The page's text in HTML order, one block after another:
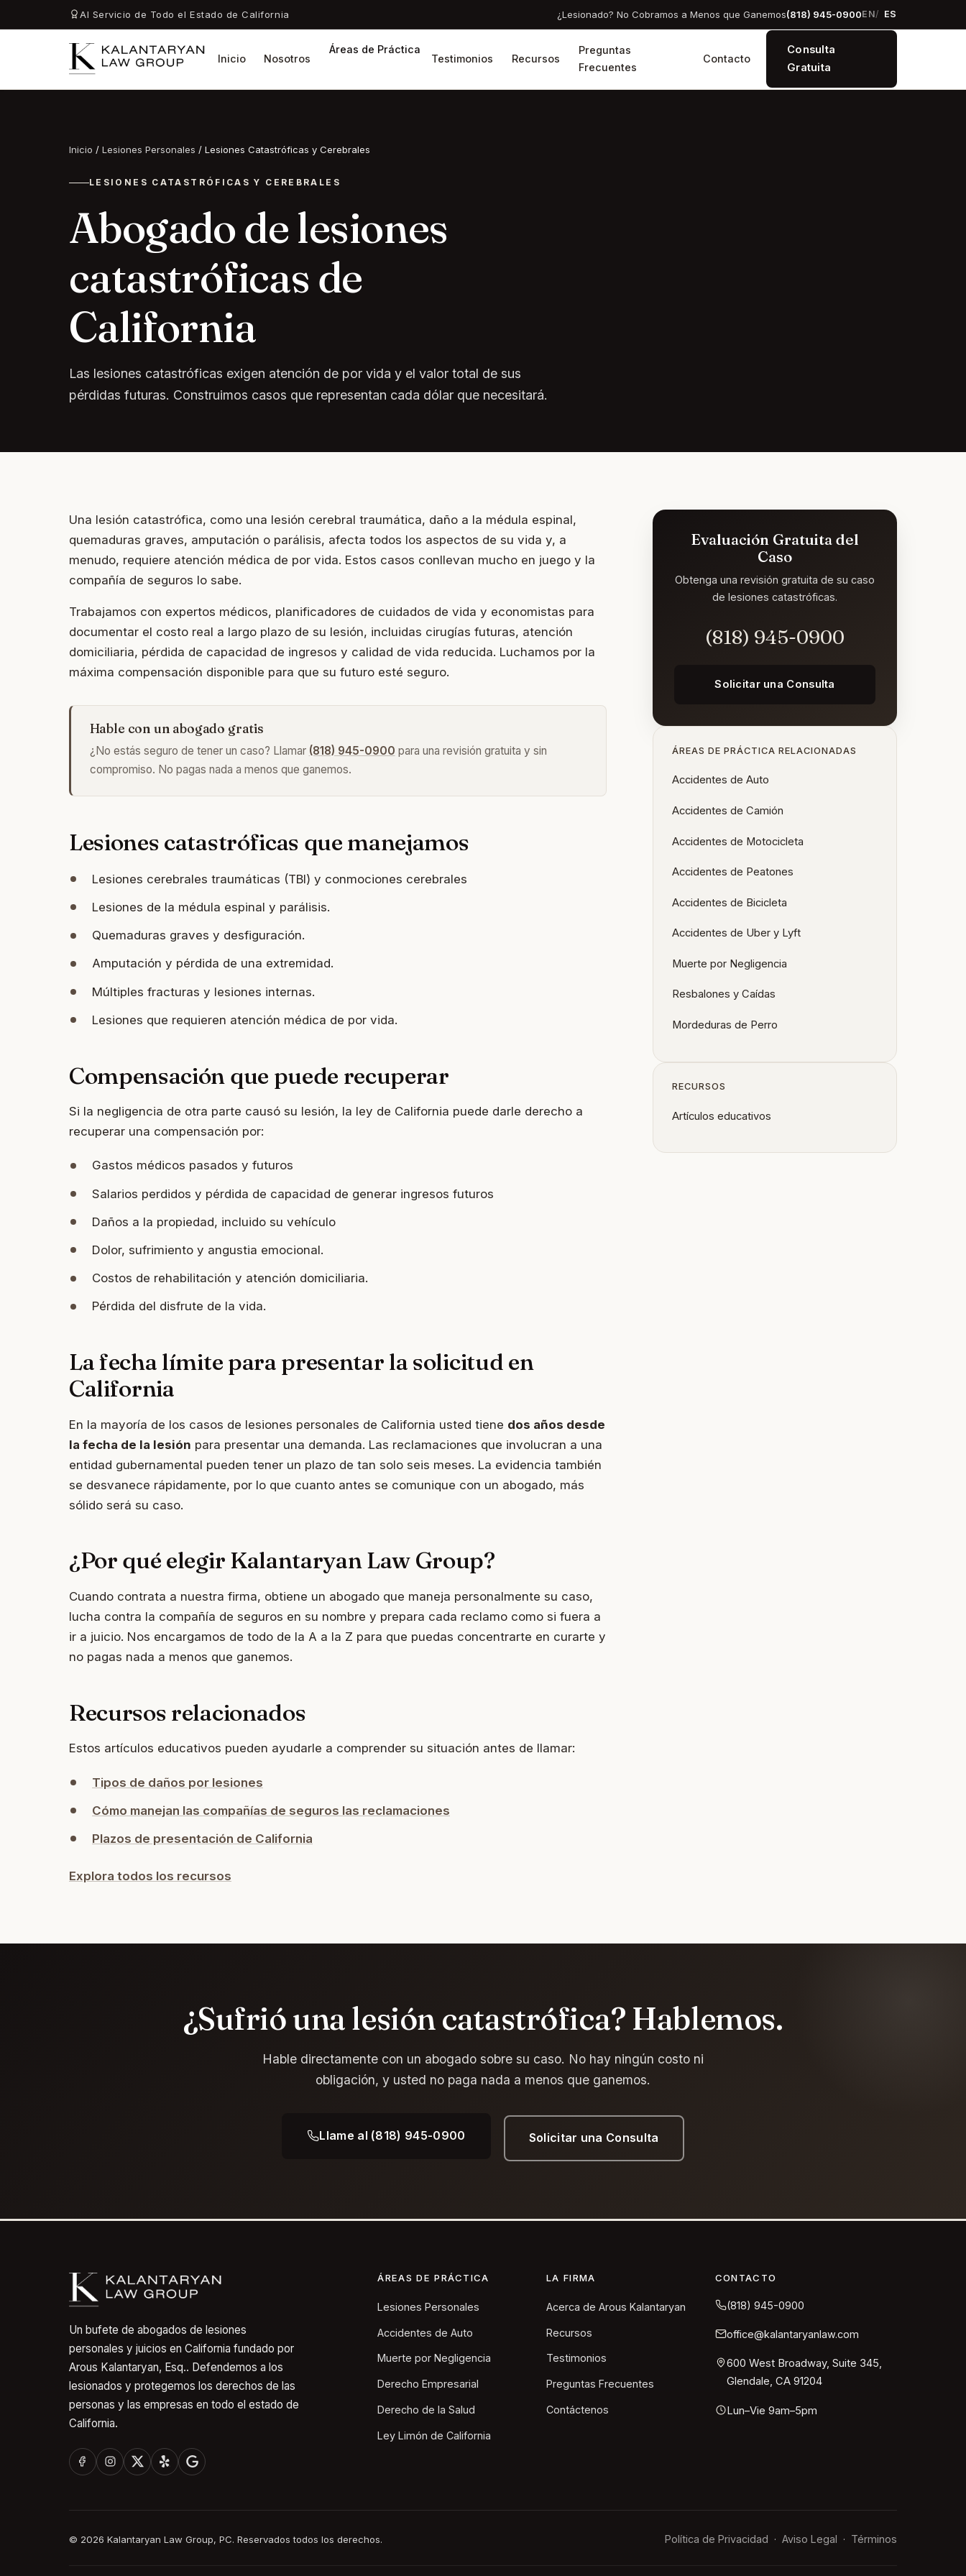
Al Servicio de Todo el Estado de California ¿Lesionado? No Cobramos a Menos que Ganemos(818) 945-0900EN ES
Inicio Nosotros
Áreas de Práctica
Testimonios Recursos
Preguntas
Frecuentes
Contacto
Consulta
Gratuita
Inicio / Lesiones Personales / Lesiones Catastróficas y Cerebrales
LESIONES CATASTRÓFICAS Y CEREBRALES
Abogado de lesiones
catastróficas de
California
Las lesiones catastróficas exigen atención de por vida y el valor total de sus
pérdidas futuras. Construimos casos que representan cada dólar que necesitará.
Una lesión catastrófica, como una lesión cerebral traumática, daño a la médula espinal,
quemaduras graves, amputación o parálisis, afecta todos los aspectos de su vida y, a
menudo, requiere atención médica de por vida. Estos casos conllevan mucho en juego y la
compañía de seguros lo sabe.
Trabajamos con expertos médicos, planificadores de cuidados de vida y economistas para
documentar el costo real a largo plazo de su lesión, incluidas cirugías futuras, atención
domiciliaria, pérdida de capacidad de ingresos y calidad de vida reducida. Luchamos por la
máxima compensación disponible para que su futuro esté seguro.
Hable con un abogado gratis
¿No estás seguro de tener un caso? Llamar (818) 945-0900 para una revisión gratuita y sin
compromiso. No pagas nada a menos que ganemos.
Lesiones catastróficas que manejamos
Lesiones cerebrales traumáticas (TBI) y conmociones cerebrales
Lesiones de la médula espinal y parálisis.
Quemaduras graves y desfiguración.
Amputación y pérdida de una extremidad.
Múltiples fracturas y lesiones internas.
Lesiones que requieren atención médica de por vida.
Compensación que puede recuperar
Si la negligencia de otra parte causó su lesión, la ley de California puede darle derecho a
recuperar una compensación por:
Gastos médicos pasados ​​y futuros
Salarios perdidos y pérdida de capacidad de generar ingresos futuros
Daños a la propiedad, incluido su vehículo
Dolor, sufrimiento y angustia emocional.
Costos de rehabilitación y atención domiciliaria.
Pérdida del disfrute de la vida.
La fecha límite para presentar la solicitud en
California
En la mayoría de los casos de lesiones personales de California usted tiene dos años desde
la fecha de la lesión para presentar una demanda. Las reclamaciones que involucran a una
entidad gubernamental pueden tener un plazo de tan solo seis meses. La evidencia también
se desvanece rápidamente, por lo que cuanto antes se comunique con un abogado, más
sólido será su caso.
¿Por qué elegir Kalantaryan Law Group?
Cuando contrata a nuestra firma, obtiene un abogado que maneja personalmente su caso,
lucha contra la compañía de seguros en su nombre y prepara cada reclamo como si fuera a
ir a juicio. Nos encargamos de todo de la A a la Z para que puedas concentrarte en curarte y
no pagas nada a menos que ganemos.
Recursos relacionados
Estos artículos educativos pueden ayudarle a comprender su situación antes de llamar:
Tipos de daños por lesiones
Cómo manejan las compañías de seguros las reclamaciones
Plazos de presentación de California
Explora todos los recursos
Evaluación Gratuita del
Caso
Obtenga una revisión gratuita de su caso
de lesiones catastróficas.
(818) 945-0900
Solicitar una Consulta
ÁREAS DE PRÁCTICA RELACIONADAS
Accidentes de Auto
Accidentes de Camión
Accidentes de Motocicleta
Accidentes de Peatones
Accidentes de Bicicleta
Accidentes de Uber y Lyft
Muerte por Negligencia
Resbalones y Caídas
Mordeduras de Perro
RECURSOS
Artículos educativos
¿Sufrió una lesión catastrófica? Hablemos.
Hable directamente con un abogado sobre su caso. No hay ningún costo ni
obligación, y usted no paga nada a menos que ganemos.
Llame al (818) 945-0900 Solicitar una Consulta
Un bufete de abogados de lesiones
personales y juicios en California fundado por
Arous Kalantaryan, Esq.. Defendemos a los
lesionados y protegemos los derechos de las
personas y las empresas en todo el estado de
California.
ÁREAS DE PRÁCTICA
Lesiones Personales
Accidentes de Auto
Muerte por Negligencia
Derecho Empresarial
Derecho de la Salud
Ley Limón de California
LA FIRMA
Acerca de Arous Kalantaryan
Recursos
Testimonios
Preguntas Frecuentes
Contáctenos
CONTACTO
(818) 945-0900
office@kalantaryanlaw.com
600 West Broadway, Suite 345,
Glendale, CA 91204
Lun–Vie 9am–5pm
© 2026 Kalantaryan Law Group, PC. Reservados todos los derechos. Política de Privacidad · Aviso Legal · Términos